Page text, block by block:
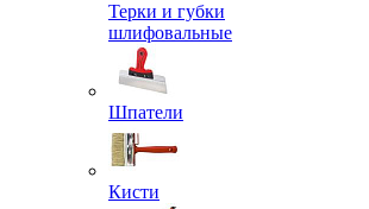
Терки и губки
шлифовальные
Шпатели
Кисти